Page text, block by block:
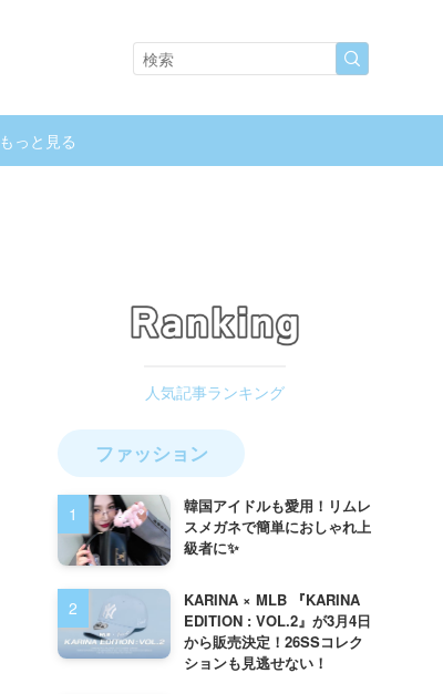
もっと見る
ファッション
韓国アイドルも愛用！リムレ
スメガネで簡単におしゃれ上
級者に✨
KARINA × MLB 『KARINA
EDITION : VOL.2』が3月4日
から販売決定！26SSコレク
ションも見逃せない！